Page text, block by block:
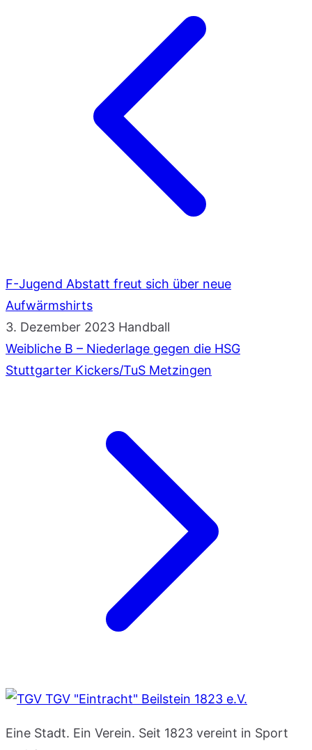
F-Jugend Abstatt freut sich über neue
Aufwärmshirts
3. Dezember 2023 Handball
Weibliche B – Niederlage gegen die HSG
Stuttgarter Kickers/TuS Metzingen
TGV "Eintracht" Beilstein 1823 e.V.
Eine Stadt. Ein Verein. Seit 1823 vereint in Sport